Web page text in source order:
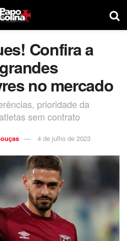
Confira a
no mercado
prioridade da
sem contrato
4 de julho de 2023